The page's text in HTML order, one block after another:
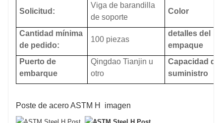
Solicitud:
Viga de barandilla
de soporte
Color
Cantidad mínima
de pedido:
100 piezas
detalles del
empaque
Puerto de
embarque
Qingdao Tianjin u
otro
Capacidad de
suministro
Poste de acero ASTM H imagen